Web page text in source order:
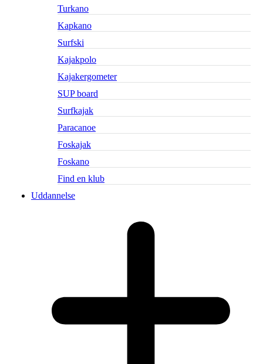
Turkano
Kapkano
Surfski
Kajakpolo
Kajakergometer
SUP board
Surfkajak
Paracanoe
Foskajak
Foskano
Find en klub
Uddannelse